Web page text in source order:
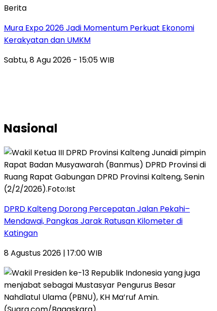
Berita
Mura Expo 2026 Jadi Momentum Perkuat Ekonomi
Kerakyatan dan UMKM
Sabtu, 8 Agu 2026 - 15:05 WIB
Nasional
DPRD Kalteng Dorong Percepatan Jalan Pekahi–
Mendawai, Pangkas Jarak Ratusan Kilometer di
Katingan
8 Agustus 2026 | 17:00 WIB